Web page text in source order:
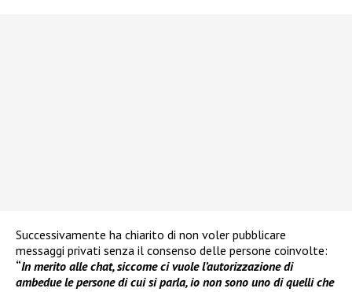
Successivamente ha chiarito di non voler pubblicare
messaggi privati senza il consenso delle persone coinvolte:
“In merito alle chat, siccome ci vuole l’autorizzazione di
ambedue le persone di cui si parla, io non sono uno di quelli che